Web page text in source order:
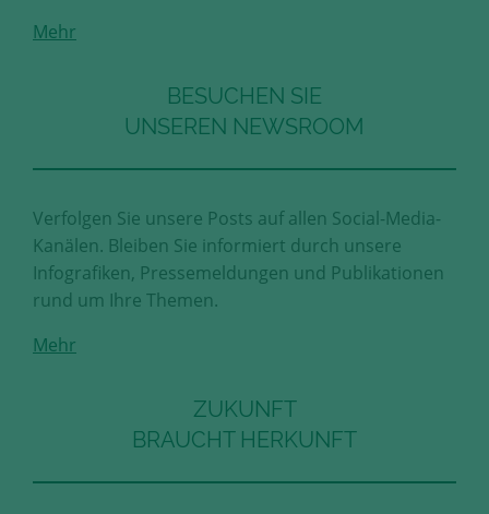
Mehr
BESUCHEN SIE
UNSEREN NEWSROOM
Verfolgen Sie unsere Posts auf allen Social-Media-
Kanälen. Bleiben Sie informiert durch unsere
Infografiken, Pressemeldungen und Publikationen
rund um Ihre Themen.
Mehr
ZUKUNFT
BRAUCHT HERKUNFT
die Anzahl der Besucher auf den
Seiten, Ihren Weg durch unseren
Internetauftritt oder das Gerät, mit
wieder für unsere Besucher
optimieren.
Speichern und schließen
Mehr über die genutzten Cookies erfahren